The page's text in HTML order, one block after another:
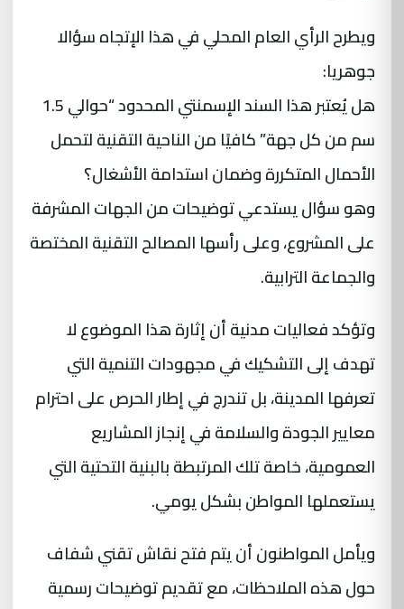
ويطرح الرأي العام المحلي في هذا الإتجاه سؤالا
جوهريا:
هل يُعتبر هذا السند الإسمنتي المحدود “حوالي 1.5
سم من كل جهة” كافيًا من الناحية التقنية لتحمل
الأحمال المتكررة وضمان استدامة الأشغال؟
وهو سؤال يستدعي توضيحات من الجهات المشرفة
على المشروع، وعلى رأسها المصالح التقنية المختصة
والجماعة الترابية.
وتؤكد فعاليات مدنية أن إثارة هذا الموضوع لا
تهدف إلى التشكيك في مجهودات التنمية التي
تعرفها المدينة، بل تندرج في إطار الحرص على احترام
معايير الجودة والسلامة في إنجاز المشاريع
العمومية، خاصة تلك المرتبطة بالبنية التحتية التي
يستعملها المواطن بشكل يومي.
ويأمل المواطنون أن يتم فتح نقاش تقني شفاف
حول هذه الملاحظات، مع تقديم توضيحات رسمية